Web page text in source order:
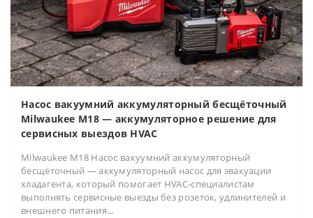
Насос вакуумний аккумуляторный бесщёточный
Milwaukee M18 — аккумуляторное решение для
сервисных выездов HVAC
Milwaukee M18 Насос вакуумний аккумуляторный
бесщёточный — аккумуляторный насос для эвакуации
хладагента, который помогает HVAC-специалистам
выполнять сервисные выезды без розеток, удлинителей и
внешнего питания...